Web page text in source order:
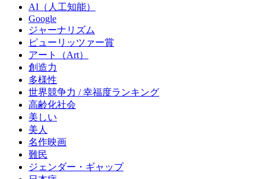
AI（人工知能）
Google
ジャーナリズム
ピューリッツァー賞
アート（Art）
創造力
多様性
世界競争力 / 幸福度ランキング
高齢化社会
美しい
美人
名作映画
難民
ジェンダー・ギャップ